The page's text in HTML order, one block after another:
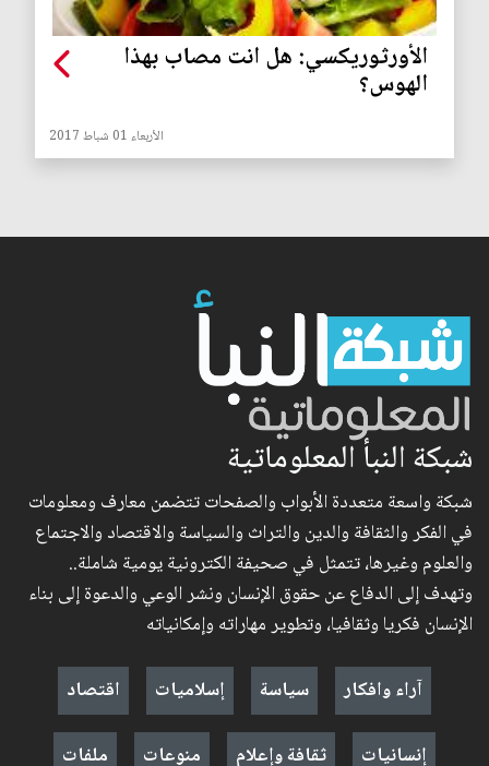
الأورثوريكسي: هل انت مصاب بهذا
الهوس؟
الأربعاء 01 شباط 2017
شبكة النبأ المعلوماتية
شبكة واسعة متعددة الأبواب والصفحات تتضمن معارف ومعلومات
في الفكر والثقافة والدين والتراث والسياسة والاقتصاد والاجتماع
والعلوم وغيرها، تتمثل في صحيفة الكترونية يومية شاملة..
وتهدف إلى الدفاع عن حقوق الإنسان ونشر الوعي والدعوة إلى بناء
الإنسان فكريا وثقافيا، وتطوير مهاراته وإمكانياته
آراء وافكار
سياسة إسلاميات
اقتصاد
إنسانيات
ثقافة وإعلام منوعات ملفات